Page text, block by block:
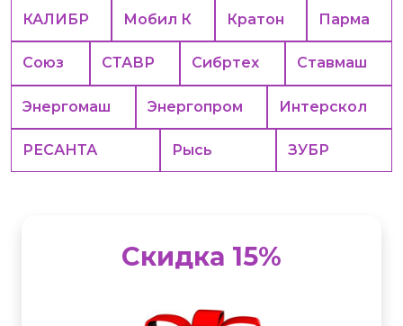
КАЛИБР Мобил К Кратон Парма
Союз СТАВР Сибртех Ставмаш
Энергомаш Энергопром Интерскол
РЕСАНТА Рысь ЗУБР
Скидка 15%